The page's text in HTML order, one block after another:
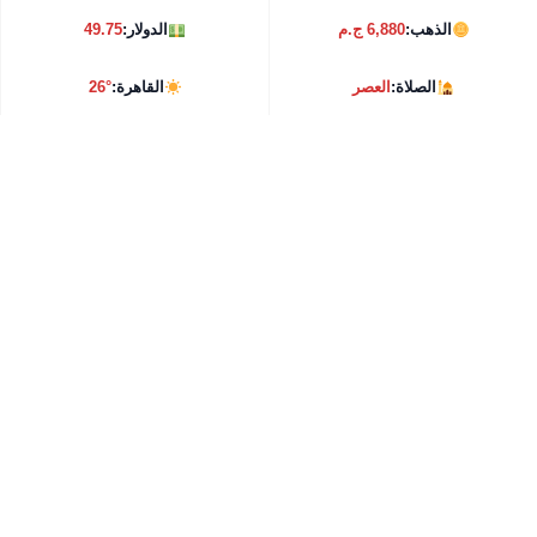
الذهب:6,880 ج.م الدولار:49.75
الصلاة:العصر القاهرة:26°